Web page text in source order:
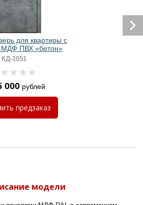
для квартиры с
МДФ ПВХ «бетон»
КД-1051
000рублей
предзаказ
модели